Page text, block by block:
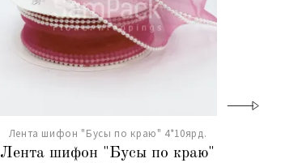
Лента шифон "Бусы по краю" 4*10ярд.
Лента шифон "Бусы по краю"